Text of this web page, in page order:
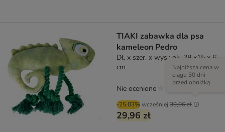
TIAKI zabawka dla psa
kameleon Pedro
Dł. x szer. x wys.: ok. 28 x15 x 6
cm
-25.03%wcześniej 39,96 zł
Najniższa cena w
ciągu 30 dni
przed obniżką
29,96 zł
Nie oceniono